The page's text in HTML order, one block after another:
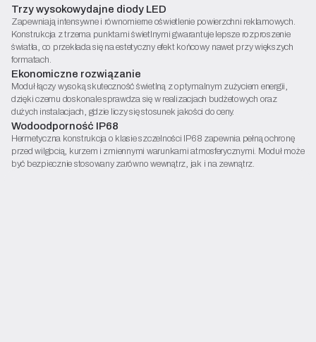
Trzy wysokowydajne diody LED
Zapewniają intensywne i równomierne oświetlenie powierzchni reklamowych.
Konstrukcja z trzema punktami świetlnymi gwarantuje lepsze rozproszenie
światła, co przekłada się na estetyczny efekt końcowy nawet przy większych
formatach.
Ekonomiczne rozwiązanie
Moduł łączy wysoką skuteczność świetlną z optymalnym zużyciem energii,
dzięki czemu doskonale sprawdza się w realizacjach budżetowych oraz
dużych instalacjach, gdzie liczy się stosunek jakości do ceny.
Wodoodporność IP68
Hermetyczna konstrukcja o klasie szczelności IP68 zapewnia pełną ochronę
przed wilgocią, kurzem i zmiennymi warunkami atmosferycznymi. Moduł może
być bezpiecznie stosowany zarówno wewnątrz, jak i na zewnątrz.